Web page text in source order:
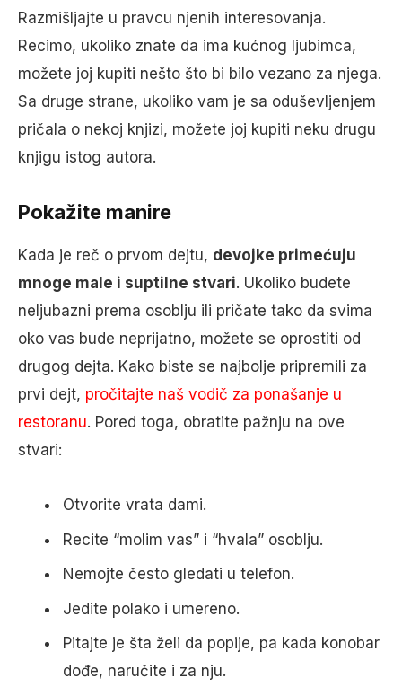
Razmišljajte u pravcu njenih interesovanja.
Recimo, ukoliko znate da ima kućnog ljubimca,
možete joj kupiti nešto što bi bilo vezano za njega.
Sa druge strane, ukoliko vam je sa oduševljenjem
pričala o nekoj knjizi, možete joj kupiti neku drugu
knjigu istog autora.
Pokažite manire
Kada je reč o prvom dejtu, devojke primećuju
mnoge male i suptilne stvari. Ukoliko budete
neljubazni prema osoblju ili pričate tako da svima
oko vas bude neprijatno, možete se oprostiti od
drugog dejta. Kako biste se najbolje pripremili za
prvi dejt, pročitajte naš vodič za ponašanje u
restoranu. Pored toga, obratite pažnju na ove
stvari:
Otvorite vrata dami.
Recite “molim vas” i “hvala” osoblju.
Nemojte često gledati u telefon.
Jedite polako i umereno.
Pitajte je šta želi da popije, pa kada konobar
dođe, naručite i za nju.